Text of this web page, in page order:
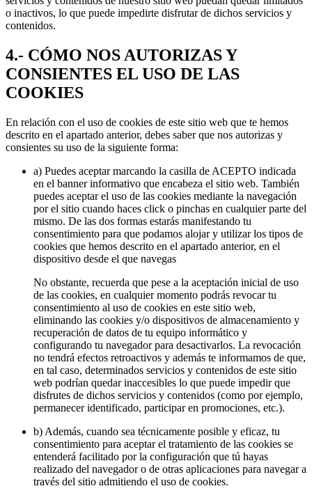
o inactivos, lo que puede impedirte disfrutar de dichos servicios y
contenidos.
4.- CÓMO NOS AUTORIZAS Y
CONSIENTES EL USO DE LAS
COOKIES
En relación con el uso de cookies de este sitio web que te hemos
descrito en el apartado anterior, debes saber que nos autorizas y
consientes su uso de la siguiente forma:
a) Puedes aceptar marcando la casilla de ACEPTO indicada
en el banner informativo que encabeza el sitio web. También
puedes aceptar el uso de las cookies mediante la navegación
por el sitio cuando haces click o pinchas en cualquier parte del
mismo. De las dos formas estarás manifestando tu
consentimiento para que podamos alojar y utilizar los tipos de
cookies que hemos descrito en el apartado anterior, en el
dispositivo desde el que navegas
No obstante, recuerda que pese a la aceptación inicial de uso
de las cookies, en cualquier momento podrás revocar tu
consentimiento al uso de cookies en este sitio web,
eliminando las cookies y/o dispositivos de almacenamiento y
recuperación de datos de tu equipo informático y
configurando tu navegador para desactivarlos. La revocación
no tendrá efectos retroactivos y además te informamos de que,
en tal caso, determinados servicios y contenidos de este sitio
web podrían quedar inaccesibles lo que puede impedir que
disfrutes de dichos servicios y contenidos (como por ejemplo,
permanecer identificado, participar en promociones, etc.).
b) Además, cuando sea técnicamente posible y eficaz, tu
consentimiento para aceptar el tratamiento de las cookies se
entenderá facilitado por la configuración que tú hayas
realizado del navegador o de otras aplicaciones para navegar a
través del sitio admitiendo el uso de cookies.